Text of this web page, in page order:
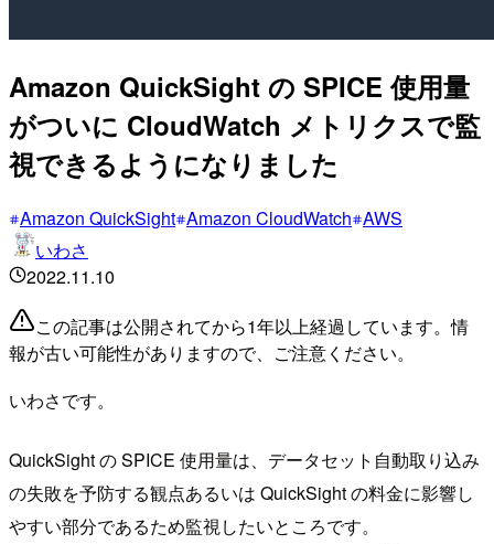
Amazon QuickSight の SPICE 使用量
がついに CloudWatch メトリクスで監
視できるようになりました
Amazon QuickSight Amazon CloudWatch AWS
いわさ
2022.11.10
この記事は公開されてから1年以上経過しています。情
報が古い可能性がありますので、ご注意ください。
いわさです。
QuickSight の SPICE 使用量は、データセット自動取り込み
の失敗を予防する観点あるいは QuickSight の料金に影響し
やすい部分であるため監視したいところです。